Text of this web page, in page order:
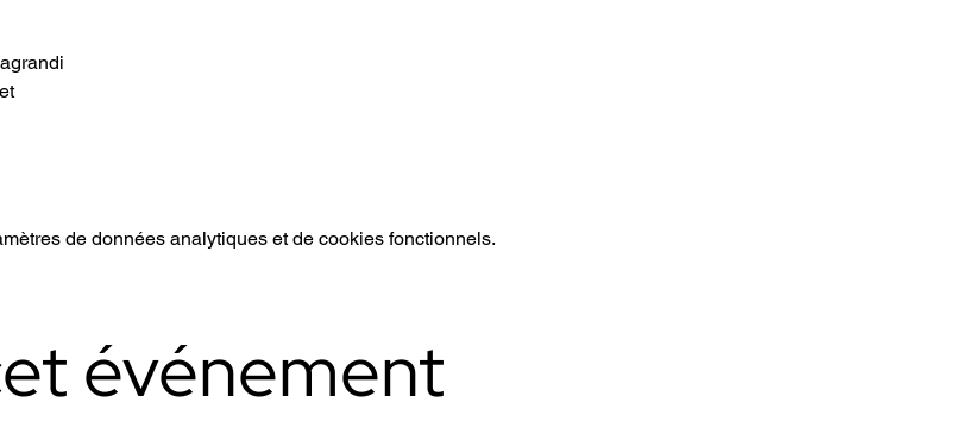
de données analytiques et de cookies fonctionnels.
événement